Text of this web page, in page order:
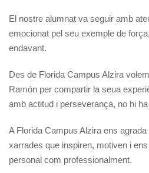
El nostre alumnat va seguir amb
emocionat pel seu exemple de
endavant.
Des de Florida Campus Alzira
Ramón per compartir la seua
amb actitud i perseverança, no hi
A Florida Campus Alzira ens
xarrades que inspiren, motiven i
personal com professionalment.